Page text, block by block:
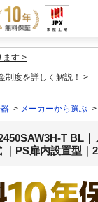
ます
制度を詳しく解説！
メーカーから選ぶ
T BL
｜PS扉内設置型｜